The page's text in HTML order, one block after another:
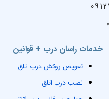
خدمات راسان درب + قوانین
تعویض روکش درب اتاق
نصب درب اتاق